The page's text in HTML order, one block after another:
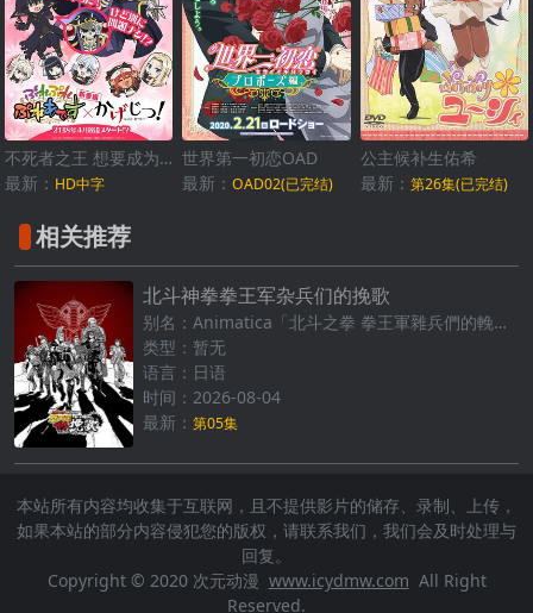
不死者之王 想要成为影之实力者 联动动画
最新： HD中字
世界第一初恋OAD
最新：OAD02(已完结)
公主候补生佑希
最新： 第26集(已完结)
相关推荐
北斗神拳拳王军杂兵们的挽歌
别名：Animatica「北斗之拳 拳王軍雜兵們的輓歌」
类型：暂无
语言：日语
时间：2026-08-04
最新： 第05集
本站所有内容均收集于互联网，且不提供影片的储存、录制、上传，
如果本站的部分内容侵犯您的版权，请联系我们，我们会及时处理与
回复。
Copyright © 2020 次元动漫 www.icydmw.com All Right
Reserved.